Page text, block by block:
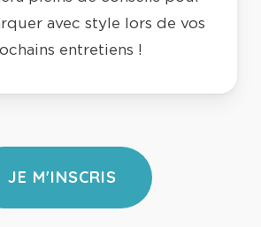
avec style lors de vos
entretiens !
JE M'INSCRIS